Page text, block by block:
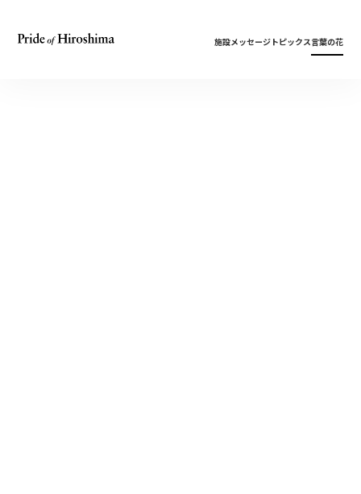
施設メッセージトピックス言葉の花